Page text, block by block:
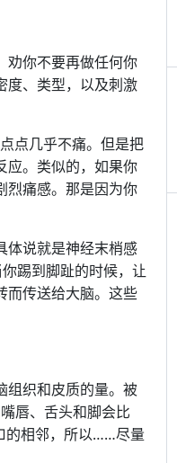
劝你不要再做任何你
度、类型，以及刺激
点几乎不痛。但是把
应。类似的，如果你
烈痛感。那是因为你
体说就是神经末梢感
踢到脚趾的时候，让
而传送给大脑。这些
组织和皮质的量。被
唇、舌头和脚会比
的相邻，所以……尽量